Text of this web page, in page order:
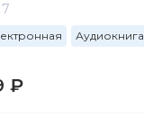
Аудиокнига
₽